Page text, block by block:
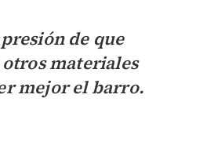
de que
materiales
mejor el barro.